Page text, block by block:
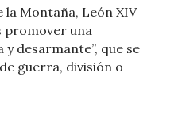
la Montaña, León XIV
promover una
desarmante”, que se
guerra, división o